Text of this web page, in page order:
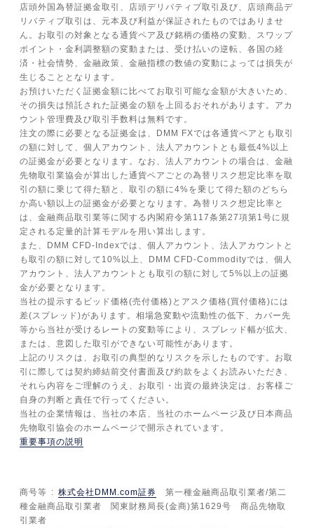
店頭外国為替証拠金取引、店頭デリバティブ取引及び、店頭商品デ
リバティブ取引は、元本及び利益が保証されたものではありませ
ん。お取引の対象となる通貨ペア及び銘柄の価格の変動、スワップ
ポイント・金利調整額の変動または、受け払いの逆転、各国の経
済・社会情勢、金融政策、金融指標の数値の変動によっては損失が
生じることとなります。
お預けいただく証拠金額に比べてお取引可能な金額が大きいため、
その損失は預託された証拠金の額を上回るおそれがあります。アカ
ウント管理費及び取引手数料は無料です。
注文の際に必要となる証拠金は、DMM FXでは各通貨ペアとも取引
の額に対して、個人アカウント、法人アカウントとも最低4%以上
の証拠金が必要となります。なお、法人アカウントの場合は、金融
先物取引業協会が算出した通貨ペアごとの為替リスク想定比率を取
引の額に乗じて得た額と、取引の額に4%を乗じて得た額のどちら
か高い額以上の証拠金が必要となります。為替リスク想定比率と
は、金融商品取引業等に関する内閣府令第117条第27項第1号に規
定される定量的計算モデルを用い算出します。
また、DMM CFD-Indexでは、個人アカウント、法人アカウントと
も取引の額に対して10%以上、DMM CFD-Commodityでは、個人
アカウント、法人アカウントとも取引の額に対して5%以上の証拠
金が必要となります。
当社の提示するビッド価格(売付価格)とアスク価格(買付価格)には
差(スプレッド)があります。相場急変動や流動性の低下、カバー先
等から当社が受けるレートの変動等により、スプレッド幅が拡大、
または、意図した取引ができない可能性があります。
上記のリスクは、お取引の典型的なリスクを示したものです。お取
引に際しては契約締結前交付書面及び約款をよくお読みいただき、
それら内容をご理解のうえ、お取引・出資の最終決定は、お客様ご
自身の判断と責任で行ってください。
当社の企業情報は、当社の本店、当社のホームページ及び日本商品
先物取引協会のホームページで開示されています。
重要事項の説明
商号等 株式会社DMM.com証券 第一種金融商品取引業者/第二
種金融商品取引業者 関東財務局長(金商)第1629号 商品先物取
引業者